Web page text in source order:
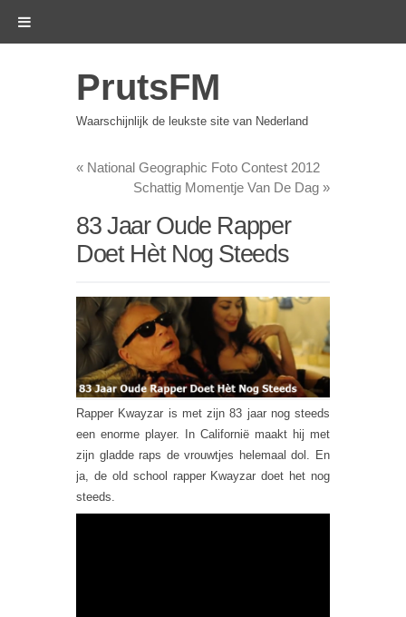
PrutsFM
Waarschijnlijk de leukste site van Nederland
« National Geographic Foto Contest 2012
Schattig Momentje Van De Dag »
83 Jaar Oude Rapper
Doet Hèt Nog Steeds
Rapper Kwayzar is met zijn 83 jaar nog steeds
een enorme player. In Californië maakt hij met
zijn gladde raps de vrouwtjes helemaal dol. En
ja, de old school rapper Kwayzar doet het nog
steeds.